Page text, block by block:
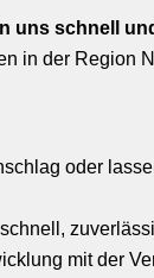
uns schnell
in der Region
oder
mit der